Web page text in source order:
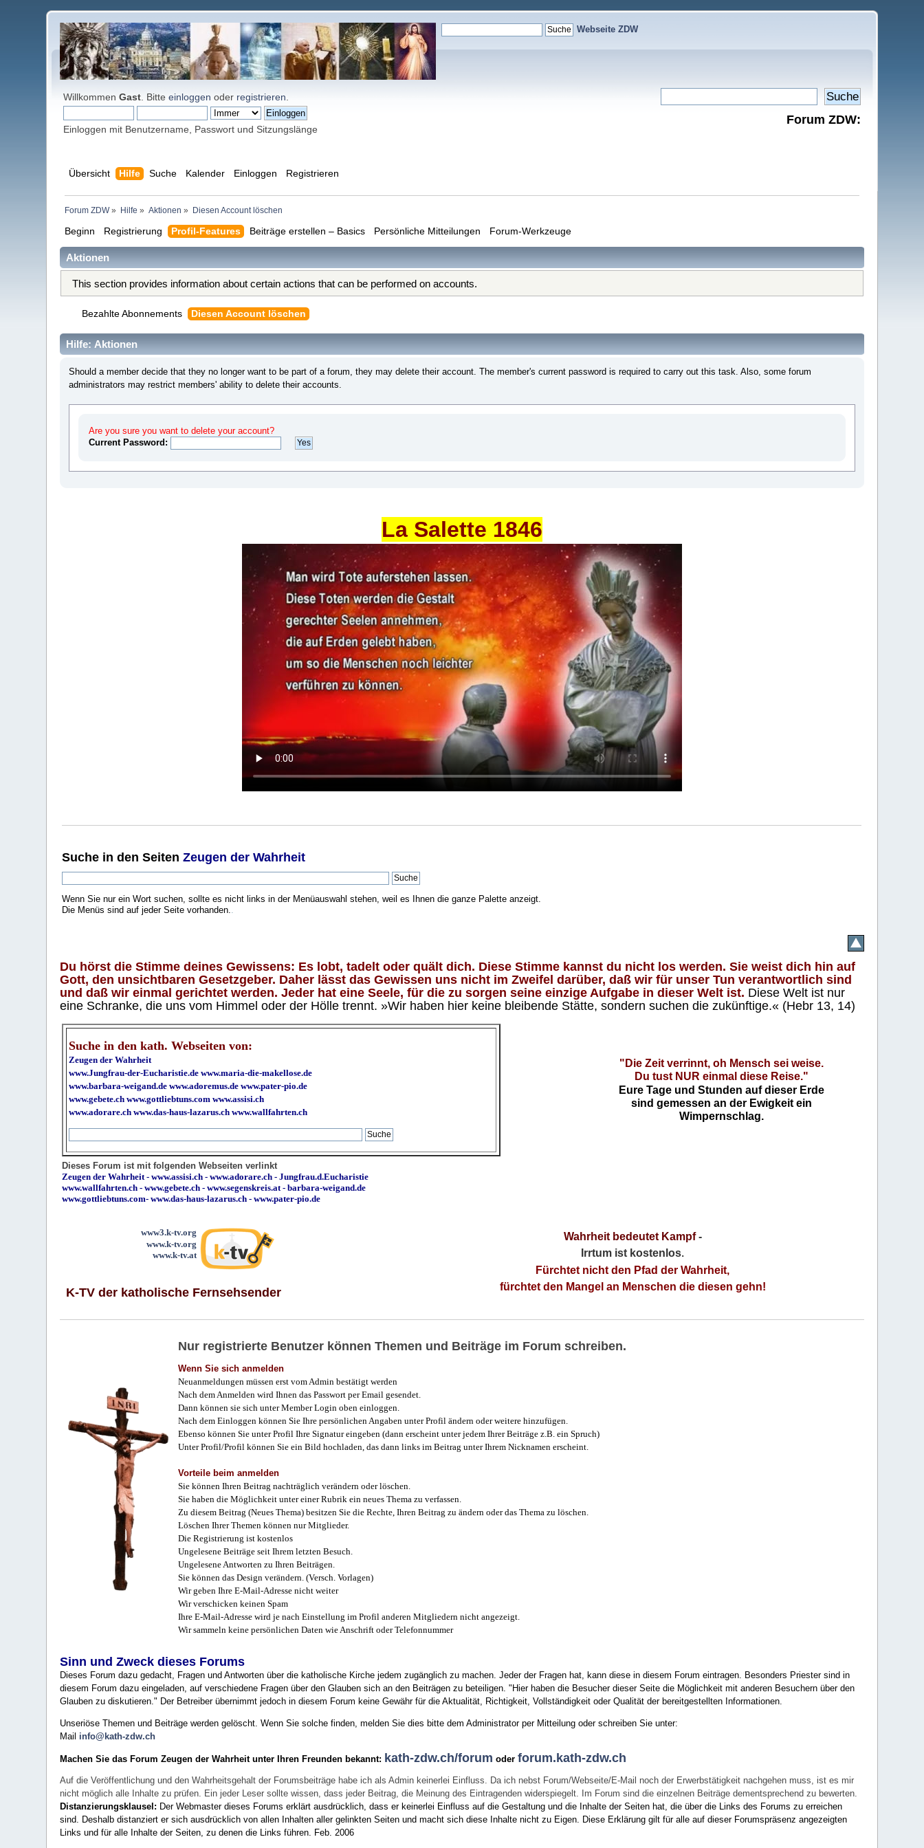
Webseite ZDW
WillkommenGast . Bitteeinloggen oder registrieren
Einloggen mit Benutzername, Passwort und Sitzungslänge
Forum ZDW:
Übersicht Hilfe Suche Kalender Einloggen Registrieren
Forum ZDW» Hilfe » Aktionen » Diesen Account löschen
Beginn Registrierung Profil-Features Beiträge erstellen – Basics Persönliche Mitteilungen Forum-Werkzeuge
Aktionen
This section provides information about certain actions that can be performed on accounts.
Bezahlte Abonnements Diesen Account löschen
Hilfe: Aktionen
Should a member decide that they no longer want to be part of a forum, they may delete their account. The member's current password is required to carry out this task. Also, some forum
administrators may restrict members' ability to delete their accounts.
Are you sure you want to delete your account?
Current Password:
La Salette 1846
Suche in den SeitenZeugen der Wahrheit
Wenn Sie nur ein Wort suchen, sollte es nicht links in der Menüauswahl stehen, weil es Ihnen die ganze Palette anzeigt.
Die Menüs sind auf jeder Seite vorhanden.
Du hörst die Stimme deines Gewissens: Es lobt, tadelt oder quält dich. Diese Stimme kannst du nicht los werden. Sie weist dich hin auf
Gott, den unsichtbaren Gesetzgeber. Daher lässt das Gewissen uns nicht im Zweifel darüber, daß wir für unser Tun verantwortlich sind
und daß wir einmal gerichtet werden. Jeder hat eine Seele, für die zu sorgen seine einzige Aufgabe in dieser Welt ist. Diese Welt ist nur
eine Schranke, die uns vom Himmel oder der Hölle trennt. »Wir haben hier keine bleibende Stätte, sondern suchen die zukünftige.« (Hebr 13, 14)
Suche in den kath. Webseiten von:
Zeugen der Wahrheit
www.Jungfrau-der-Eucharistie.de www.maria-die-makellose.de
www.barbara-weigand.de www.adoremus.de www.pater-pio.de
www.gebete.ch www.gottliebtuns.com www.assisi.ch
www.adorare.ch www.das-haus-lazarus.ch www.wallfahrten.ch
"Die Zeit verrinnt, oh Mensch sei weise.
Du tust NUR einmal diese Reise."
Eure Tage und Stunden auf dieser Erde
sind gemessen an der Ewigkeit ein
Wimpernschlag.
Dieses Forum ist mit folgenden Webseiten verlinkt
Zeugen der Wahrheit -www.assisi.ch -www.adorare.ch -Jungfrau.d.Eucharistie
www.wallfahrten.ch -www.gebete.ch -www.segenskreis.at -barbara-weigand.de
www.gottliebtuns.com-www.das-haus-lazarus.ch - www.pater-pio.de
www3.k-tv.org
www.k-tv.org
www.k-tv.at
K-TV der katholische Fernsehsender
Wahrheit bedeutet Kampf-
Irrtum ist kostenlos.
Fürchtet nicht den Pfad der Wahrheit,
fürchtet den Mangel an Menschen die diesen gehn!
Nur registrierte Benutzer können Themen und Beiträge im Forum schreiben.
Wenn Sie sich anmelden
Neuanmeldungen müssen erst vom Admin bestätigt werden
Nach dem Anmelden wird Ihnen das Passwort per Email gesendet.
Dann können sie sich unter Member Login oben einloggen.
Nach dem Einloggen können Sie Ihre persönlichen Angaben unter Profil ändern oder weitere hinzufügen.
Ebenso können Sie unter Profil Ihre Signatur eingeben (dann erscheint unter jedem Ihrer Beiträge z.B. ein Spruch)
Unter Profil/Profil können Sie ein Bild hochladen, das dann links im Beitrag unter Ihrem Nicknamen erscheint.
Vorteile beim anmelden
Sie können Ihren Beitrag nachträglich verändern oder löschen.
Sie haben die Möglichkeit unter einer Rubrik ein neues Thema zu verfassen.
Zu diesem Beitrag (Neues Thema) besitzen Sie die Rechte, Ihren Beitrag zu ändern oder das Thema zu löschen.
Löschen Ihrer Themen können nur Mitglieder.
Die Registrierung ist kostenlos
Ungelesene Beiträge seit Ihrem letzten Besuch.
Ungelesene Antworten zu Ihren Beiträgen.
Sie können das Design verändern. (Versch. Vorlagen)
Wir geben Ihre E-Mail-Adresse nicht weiter
Wir verschicken keinen Spam
Ihre E-Mail-Adresse wird je nach Einstellung im Profil anderen Mitgliedern nicht angezeigt.
Wir sammeln keine persönlichen Daten wie Anschrift oder Telefonnummer
Sinn und Zweck dieses Forums
Dieses Forum dazu gedacht, Fragen und Antworten über die katholische Kirche jedem zugänglich zu machen. Jeder der Fragen hat, kann diese in diesem Forum eintragen. Besonders Priester sind in
diesem Forum dazu eingeladen, auf verschiedene Fragen über den Glauben sich an den Beiträgen zu beteiligen. "Hier haben die Besucher dieser Seite die Möglichkeit mit anderen Besuchern über den
Glauben zu diskutieren." Der Betreiber übernimmt jedoch in diesem Forum keine Gewähr für die Aktualität, Richtigkeit, Vollständigkeit oder Qualität der bereitgestellten Informationen.
Unseriöse Themen und Beiträge werden gelöscht. Wenn Sie solche finden, melden Sie dies bitte dem Administrator per Mitteilung oder schreiben Sie unter:
Mail info@kath-zdw.ch
Machen Sie das Forum Zeugen der Wahrheit unter Ihren Freunden bekannt: kath-zdw.ch/forum oderforum.kath-zdw.ch
Auf die Veröffentlichung und den Wahrheitsgehalt der Forumsbeiträge habe ich als Admin keinerlei Einfluss. Da ich nebst Forum/Webseite/E-Mail noch der Erwerbstätigkeit nachgehen muss, ist es mir
nicht möglich alle Inhalte zu prüfen. Ein jeder Leser sollte wissen, dass jeder Beitrag, die Meinung des Eintragenden widerspiegelt. Im Forum sind die einzelnen Beiträge dementsprechend zu bewerten.
Distanzierungsklausel: Der Webmaster dieses Forums erklärt ausdrücklich, dass er keinerlei Einfluss auf die Gestaltung und die Inhalte der Seiten hat, die über die Links des Forums zu erreichen
sind. Deshalb distanziert er sich ausdrücklich von allen Inhalten aller gelinkten Seiten und macht sich diese Inhalte nicht zu Eigen. Diese Erklärung gilt für alle auf dieser Forumspräsenz angezeigten
Links und für alle Inhalte der Seiten, zu denen die Links führen. Feb. 2006